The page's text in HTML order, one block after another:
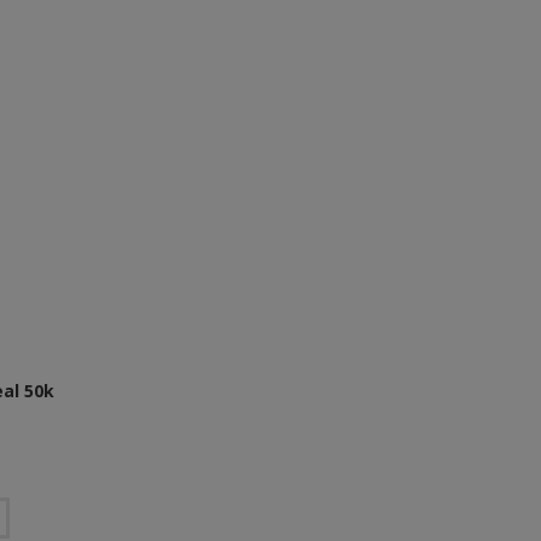
50k